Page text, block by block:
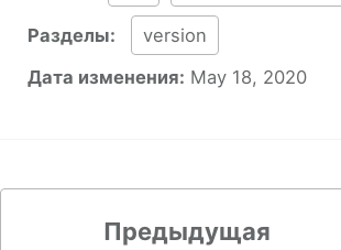
Разделы:
version
Дата изменения: May 18, 2020
Предыдущая